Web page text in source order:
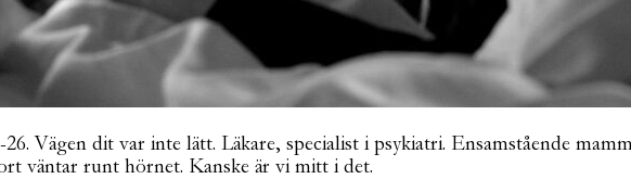
Vägen dit var inte lätt. Läkare, specialist i psykiatri. Ensamstående
väntar runt hörnet. Kanske är vi mitt i det.